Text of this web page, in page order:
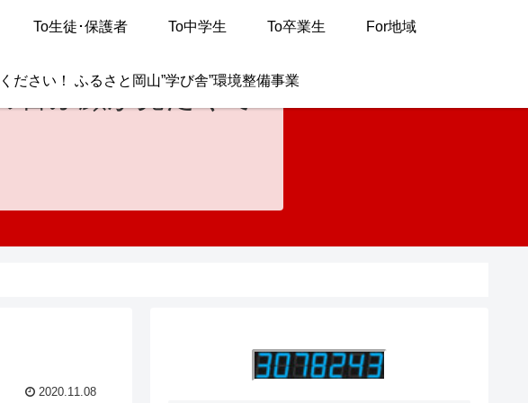
To生徒･保護者 To中学生 To卒業生 For地域
ださい！ ふるさと岡山”学び舎”環境整備事業
喜ぶ顔が見たくて
2020.11.08